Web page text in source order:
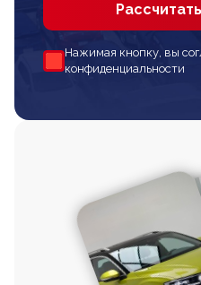
Нажимая кнопку, вы
конфиденциальности